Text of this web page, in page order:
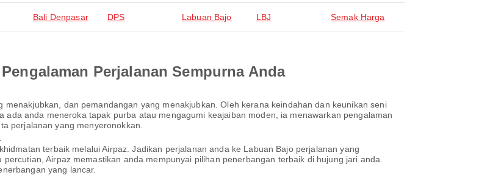
Bali Denpasar DPS Labuan Bajo LBJ Semak Harga
Perjalanan Sempurna Anda
dan pemandangan yang menakjubkan. Oleh kerana keindahan dan keunikan seni
anda meneroka tapak purba atau mengagumi keajaiban moden, ia menawarkan pengalaman
perjalanan yang menyeronokkan.
terbaik melalui Airpaz. Jadikan perjalanan anda ke Labuan Bajo perjalanan yang
Airpaz memastikan anda mempunyai pilihan penerbangan terbaik di hujung jari anda.
yang lancar.